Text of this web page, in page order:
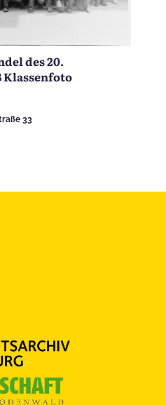
des 20.
Klassenfoto
33